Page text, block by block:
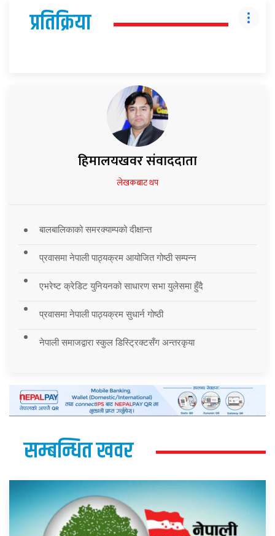
प्रतिक्रिया
हिमालयखवर संवाददाता
लेखकबाट थप
बालबालिकाको समरक्याम्पको दीक्षान्त
प्रवासमा नेपाली पाठ्यक्रम आयोजित गोष्ठी सम्पन्न
एभरेष्ट क्रेडिट युनियनको साधारण सभा युलेसमा हुँदै
प्रवासमा नेपाली पाठ्यक्रम सुधार्न गोष्ठी
नेपाली समाजद्वारा स्कुल डिस्ट्रिक्टसँग अन्तरकृया
सम्बन्धित खवर